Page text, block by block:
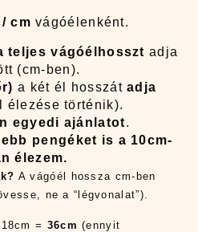
cm vágóélenként.
teljes vágóélhosszt adja
(cm-ben).
a két él hosszátadja
élezése történik).
egyedi ajánlatot.
pengéket is a 10cm-
élezem.
A vágóél hossza cm-ben
ne a “légvonalat”).
= 36cm (ennyit